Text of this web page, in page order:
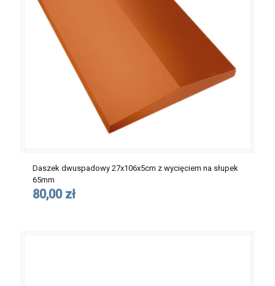
Daszek dwuspadowy 27x106x5cm z wycięciem na słupek
65mm
80,00 zł